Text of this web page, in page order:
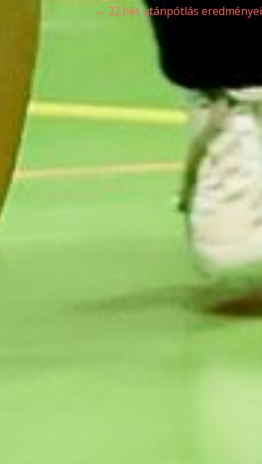
Bejegyzés
navigáció
← 22.hét utánpótlás eredményei